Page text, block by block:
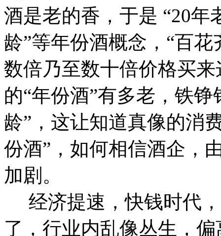
酒是老的香，于是 “20年
龄”等年份酒概念，“百
数倍乃至数十倍价格买
的“年份酒”有多老，铁
龄”，这让知道真像的消
份酒”，如何相信酒企，
加剧。
经济提速，快钱时代
了，行业内乱像丛生，